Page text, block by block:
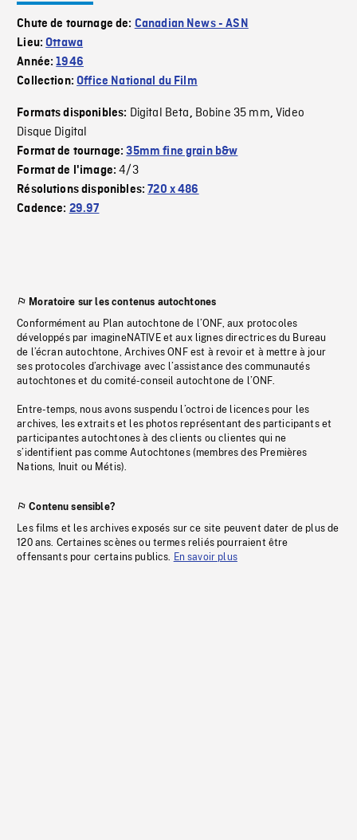
Chute de tournage de: Canadian News - ASN
Lieu:Ottawa
Année:1946
Collection:Office National du Film
Formats disponibles: Digital Beta, Bobine 35 mm,Video
Disque Digital
Format de tournage:35mm fine grain b&w
Format de l'image:4/3
Résolutions disponibles:720 x 486
Cadence: 29.97
Moratoire sur les contenus autochtones
Conformément au Plan autochtone de l’ONF, aux protocoles
développés par imagineNATIVE et aux lignes directrices du Bureau
de l’écran autochtone, Archives ONF est à revoir et à mettre à jour
ses protocoles d’archivage avec l’assistance des communautés
autochtones et du comité-conseil autochtone de l’ONF.
Entre-temps, nous avons suspendu l’octroi de licences pour les
archives, les extraits et les photos représentant des participants et
participantes autochtones à des clients ou clientes qui ne
s’identifient pas comme Autochtones (membres des Premières
Nations, Inuit ou Métis).
Contenu sensible?
Les films et les archives exposés sur ce site peuvent dater de plus de
120 ans. Certaines scènes ou termes reliés pourraient être
offensants pour certains publics. En savoir plus